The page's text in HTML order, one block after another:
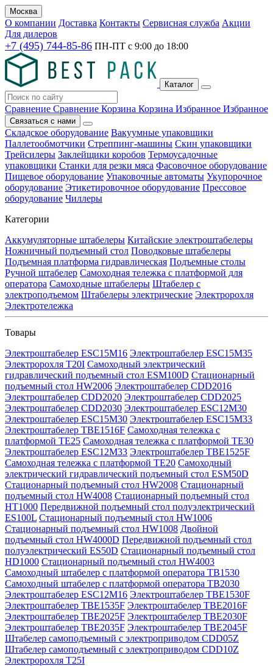
Москва
О компании Доставка Контакты Сервисная служба Акции
Для дилеров
+7 (495) 744-85-86 ПН-ПТ с 9:00 до 18:00
Каталог
Сравнение Сравнение Корзина Корзина Избранное Избранное
Связаться с нами
Складское оборудование Вакуумные упаковщики
Паллетообмотчики Стреппинг-машины Скин упаковщики
Трейсилеры Заклейщики коробов Термоусадочные
упаковщики Станки для резки мяса Фасовочное оборудование
Пищевое оборудование Упаковочные автоматы Укупорочное
оборудование Этикетировочное оборудование Прессовое
оборудование Чиллеры
Категории
Аккумуляторные штабелеры Китайские электроштабелеры
Ножничный подъемный стол Поводковые штабелеры
Подъемная платформа гидравлическая Подъемные столы
Ручной штабелер Самоходная тележка с платформой для
оператора Самоходные штабелеры Штабелер с
электроподъемом Штабелеры электрические Электророхля
Электротележка
Товары
Электроштабелер ESC15M16 Электроштабелер ESC15M35
Электророхля T20I Самоходный электрический
гидравлический подъемный стол ESM100D Стационарный
подъемный стол HW2006 Электроштабелер CDD2016
Электроштабелер CDD2020 Электроштабелер CDD2025
Электроштабелер CDD2030 Электроштабелер ESC12M30
Электроштабелер ESC15M30 Электроштабелер ESC15M33
Электроштабелер TBE1516F Самоходная тележка с
платформой TE25 Самоходная тележка с платформой TE30
Электроштабелер ESC12M33 Электроштабелер TBE1525F
Самоходная тележка с платформой TE20 Самоходный
электрический гидравлический подъемный стол ESM50D
Стационарный подъемный стол HW2008 Стационарный
подъемный стол HW4008 Стационарный подъемный стол
HT1000 Передвижной подъемный стол полуэлектрический
ES100L Стационарный подъемный стол HW1006
Стационарный подъемный стол HW1008 Двойной
подъемный стол HW4000D Передвижной подъемный стол
полуэлектрический ES50D Стационарный подъемный стол
HD1000 Стационарный подъемный стол HW4003
Самоходный штабелер с платформой оператора TB1530
Самоходный штабелер с платформой оператора TB2030
Электроштабелер ESC12M16 Электроштабелер TBE1530F
Электроштабелер TBE1535F Электроштабелер TBE2016F
Электроштабелер TBE2025F Электроштабелер TBE2030F
Электроштабелер TBE2035F Электроштабелер TBE2045F
Штабелер самоподъемный с электроприводом CDD05Z
Штабелер самоподъемный с электроприводом CDD10Z
Электророхля T25I